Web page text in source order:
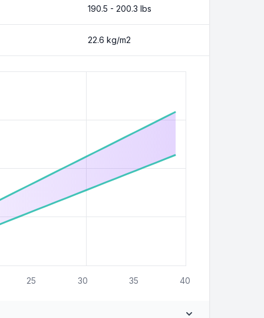
190.5 - 200.3 lbs
22.6 kg/m2
25 30 35
40